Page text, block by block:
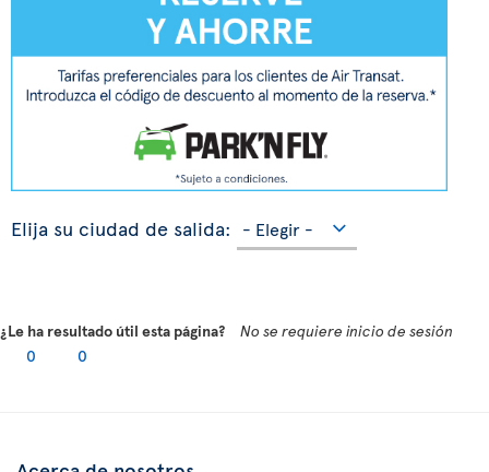
Elija su ciudad de salida:
¿Le ha resultado útil esta página?
No se requiere inicio de sesión
0
0